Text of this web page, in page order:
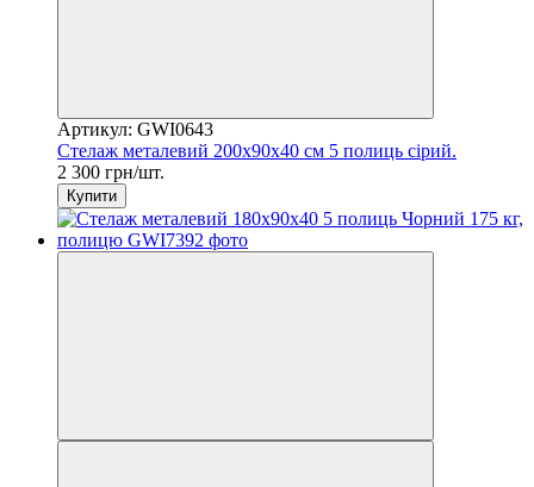
Артикул: GWI0643
Стелаж металевий 200x90x40 см 5 полиць сірий.
2 300 грн/шт.
Купити